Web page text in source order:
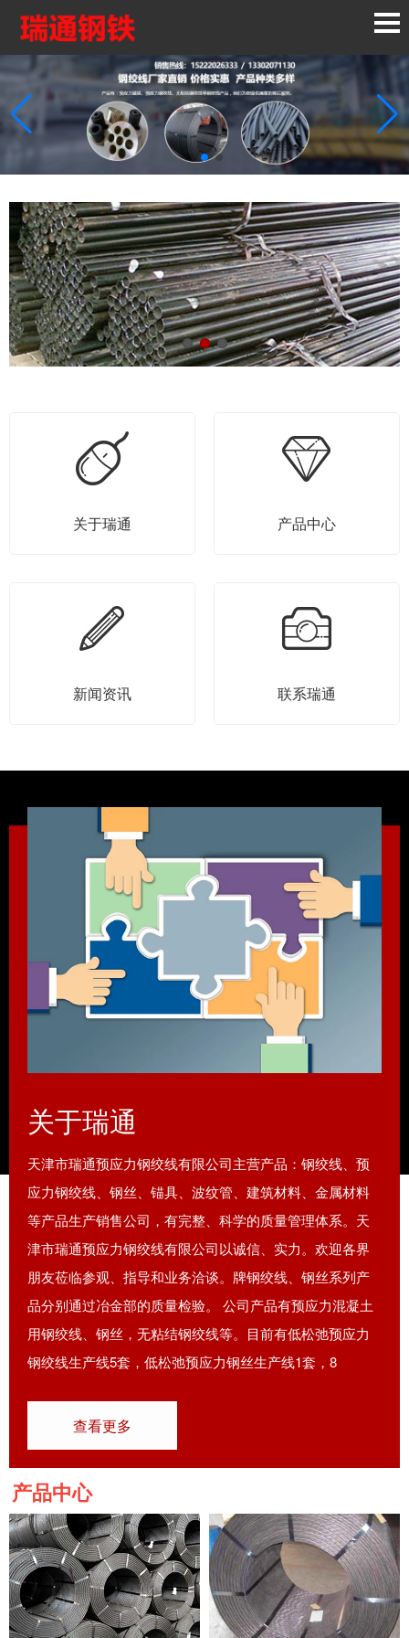
关于瑞通 产品中心
新闻资讯 联系瑞通
关于瑞通
天津市瑞通预应力钢绞线有限公司主营产品：钢绞线、预
应力钢绞线、钢丝、锚具、波纹管、建筑材料、金属材料
等产品生产销售公司，有完整、科学的质量管理体系。天
津市瑞通预应力钢绞线有限公司以诚信、实力。欢迎各界
朋友莅临参观、指导和业务洽谈。牌钢绞线、钢丝系列产
品分别通过冶金部的质量检验。 公司产品有预应力混凝土
用钢绞线、钢丝，无粘结钢绞线等。目前有低松弛预应力
钢绞线生产线5套，低松弛预应力钢丝生产线1套，8
查看更多
产品中心